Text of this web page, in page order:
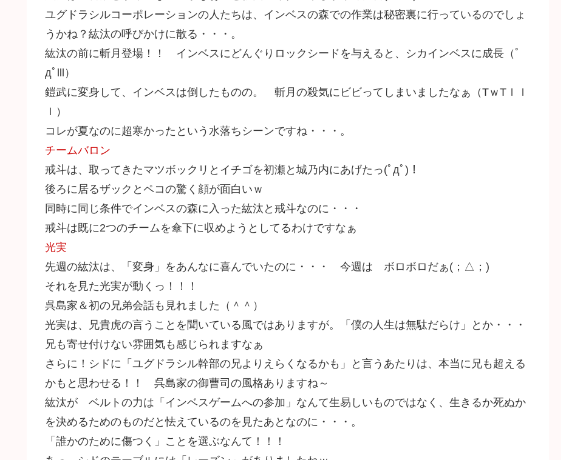
ユグドラシルコーポレーションの人たちは、インベスの森での作業は秘密裏に行っているのでしょ
うかね？紘汰の呼びかけに散る・・・。
紘汰の前に斬月登場！！ インベスにどんぐりロックシードを与えると、シカインベスに成長（ﾟ
дﾟlll）
鎧武に変身して、インベスは倒したものの。 斬月の殺気にビビってしまいましたなぁ（TｗTｌｌ
ｌ）
コレが夏なのに超寒かったという水落ちシーンですね・・・。
チームバロン
戒斗は、取ってきたマツボックリとイチゴを初瀬と城乃内にあげたっ(ﾟдﾟ)！
後ろに居るザックとペコの驚く顔が面白いｗ
同時に同じ条件でインベスの森に入った紘汰と戒斗なのに・・・
戒斗は既に2つのチームを傘下に収めようとしてるわけですなぁ
光実
先週の紘汰は、「変身」をあんなに喜んでいたのに・・・ 今週は ボロボロだぁ(；△；)
それを見た光実が動くっ！！！
呉島家＆初の兄弟会話も見れました（＾＾）
光実は、兄貴虎の言うことを聞いている風ではありますが。「僕の人生は無駄だらけ」とか・・・
兄も寄せ付けない雰囲気も感じられますなぁ
さらに！シドに「ユグドラシル幹部の兄よりえらくなるかも」と言うあたりは、本当に兄も超える
かもと思わせる！！ 呉島家の御曹司の風格ありますね～
紘汰が ベルトの力は「インベスゲームへの参加」なんて生易しいものではなく、生きるか死ぬか
を決めるためのものだと怯えているのを見たあとなのに・・・。
「誰かのために傷つく」ことを選ぶなんて！！！